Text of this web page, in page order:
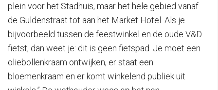
plein voor het Stadhuis, maar het hele gebied vanaf
de Guldenstraat tot aan het Market Hotel. Als je
bijvoorbeeld tussen de feestwinkel en de oude V&D
fietst, dan weet je: dit is geen fietspad. Je moet een
oliebollenkraam ontwijken, er staat een
bloemenkraam en er komt winkelend publiek uit